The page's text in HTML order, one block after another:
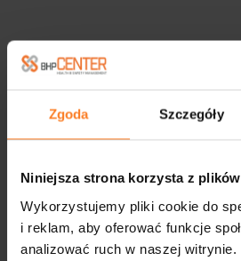
Zgoda Szczegóły
Niniejsza strona korzysta z
Wykorzystujemy pliki cookie do
i reklam, aby oferować funkcje
analizować ruch w naszej